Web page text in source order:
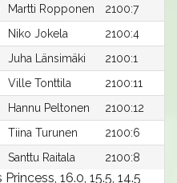
Martti Ropponen
2100:7
Niko Jokela
2100:4
Juha Länsimäki
2100:1
Ville Tonttila
2100:11
Hannu Peltonen
2100:12
Tiina Turunen
2100:6
Santtu Raitala 2100:8
16.0, 15.5, 14.5